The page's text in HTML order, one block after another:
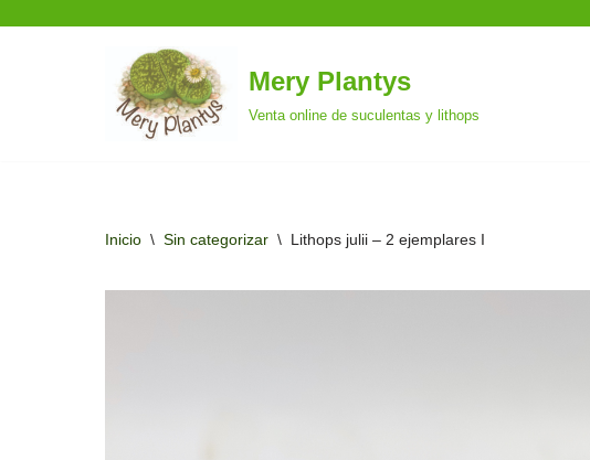
Mery Plantys
Venta online de suculentas y lithops
Inicio \ Sin categorizar \ Lithops julii – 2 ejemplares I